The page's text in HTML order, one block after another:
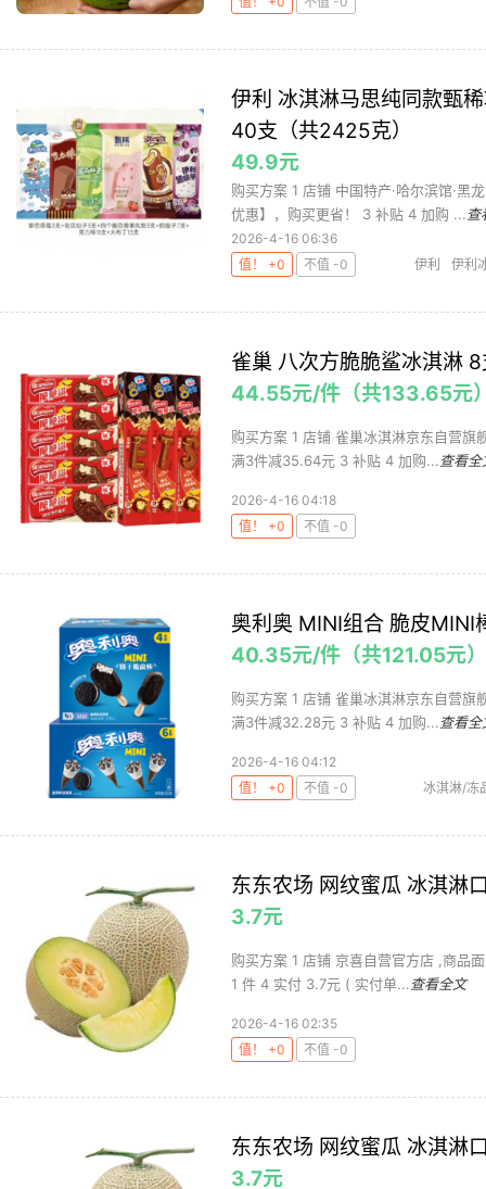
伊利 冰淇淋马思纯同款甄
40支（共2425克）
49.9元
购买方案 1 店铺 中国特产·哈尔滨馆·
优惠】，购买更省！ 3 补贴 4 加购 ... 查
2026-4-16 06:36
值！ +0
不值 -0 伊利 伊利
雀巢 八次方脆脆鲨冰淇淋
44.55元/件（共133.65元
购买方案 1 店铺 雀巢冰淇淋京东自营
满3件减35.64元 3 补贴 4 加购... 查看全
2026-4-16 04:18
值！ +0
不值 -0
奥利奥 MINI组合 脆皮
40.35元/件（共121.05元）
购买方案 1 店铺 雀巢冰淇淋京东自营
满3件减32.28元 3 补贴 4 加购... 查看全
2026-4-16 04:12
值！ +0
不值 -0 冰淇淋/冻
东东农场 网纹蜜瓜 冰淇淋
3.7元
购买方案 1 店铺 京喜自营官方店 ,商品
1 件 4 实付 3.7元 ( 实付单... 查看全文
2026-4-16 02:35
值！ +0
不值 -0
东东农场 网纹蜜瓜 冰淇淋
3.7元